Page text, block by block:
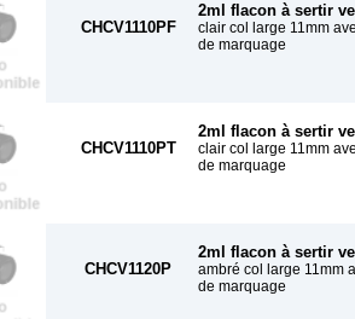
CHCV1110PF
2ml flacon à sertir
clair col large 11mm
de marquage
CHCV1110PT
2ml flacon à sertir
clair col large 11mm
de marquage
CHCV1120P
2ml flacon à sertir
ambré col large 11mm
de marquage